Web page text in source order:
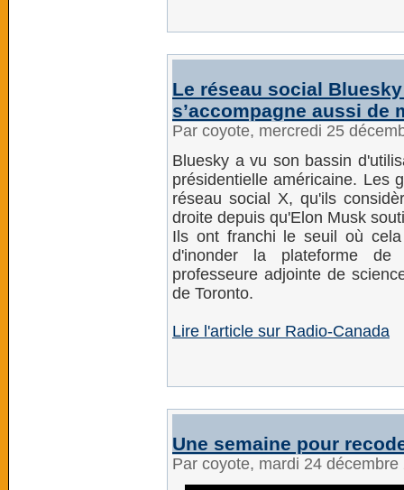
Le réseau social
s’accompagne aussi de
Par coyote, mercredi 25
Bluesky a vu son bassin
présidentielle américaine. Les
réseau social X, qu'ils
droite depuis qu'Elon Musk
Ils ont franchi le seuil où
d'inonder la plateforme de
professeure adjointe de
de Toronto.
Lire l'article sur Radio-Canada
Une semaine pour
Par coyote, mardi 24